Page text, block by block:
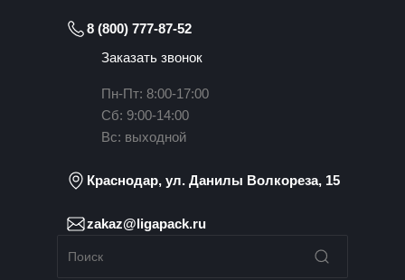
8 (800) 777-87-52
Заказать звонок
Пн-Пт: 8:00-17:00
Сб: 9:00-14:00
Вс: выходной
Краснодар, ул. Данилы Волкореза, 15
zakaz@ligapack.ru